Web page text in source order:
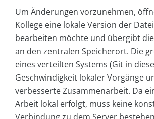
Um Änderungen vorzunehmen,
Kollege eine lokale Version der
bearbeiten möchte und übergibt
an den zentralen Speicherort. Die
eines verteilten Systems (Git in
Geschwindigkeit lokaler Vorgänge
verbesserte Zusammenarbeit. Da
Arbeit lokal erfolgt, muss keine